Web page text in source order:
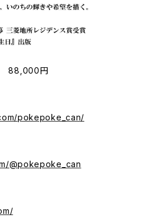
88,000円
pokepoke_can/
@pokepoke_can